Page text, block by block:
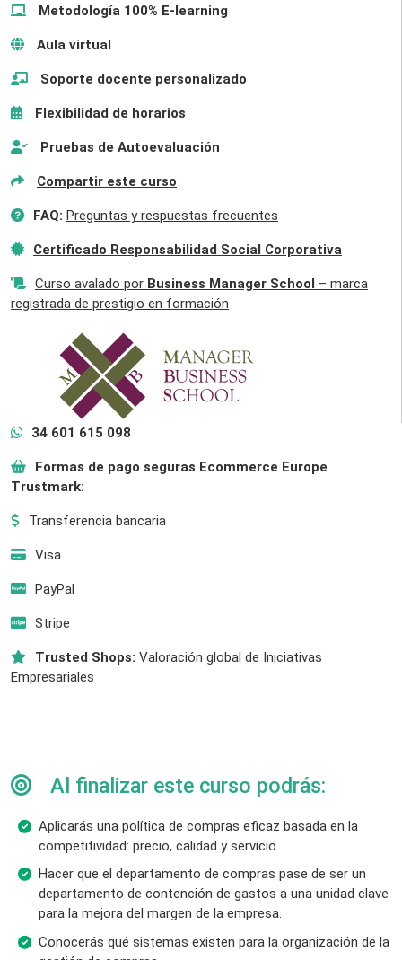
Metodología 100% E-learning
Aula virtual
Soporte docente personalizado
Flexibilidad de horarios
Pruebas de Autoevaluación
Compartir este curso
FAQ: Preguntas y respuestas frecuentes
Certificado Responsabilidad Social Corporativa
Curso avalado por Business Manager School – marca
registrada de prestigio en formación
34 601 615 098
Formas de pago seguras Ecommerce Europe
Trustmark:
Transferencia bancaria
Visa
PayPal
Stripe
Trusted Shops: Valoración global de Iniciativas
Empresariales
Al finalizar este curso podrás:
Aplicarás una política de compras eficaz basada en la
competitividad: precio, calidad y servicio.
Hacer que el departamento de compras pase de ser un
departamento de contención de gastos a una unidad clave
para la mejora del margen de la empresa.
Conocerás qué sistemas existen para la organización de la